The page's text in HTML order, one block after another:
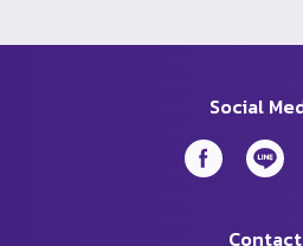
Social
Contact